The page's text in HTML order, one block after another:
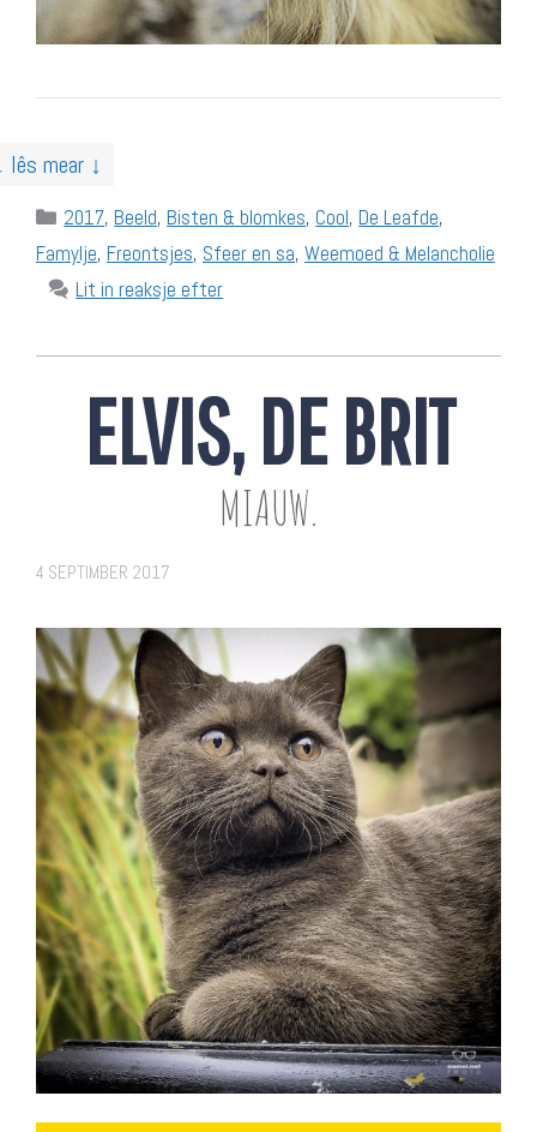
lês mear ↓
Categories
2017, Beeld, Bisten & blomkes, Cool, De Leafde,
Famylje, Freontsjes, Sfeer en sa, Weemoed & Melancholie
Lit in reaksje efter
ELVIS, DE BRIT
MIAUW.
4 SEPTIMBER 2017